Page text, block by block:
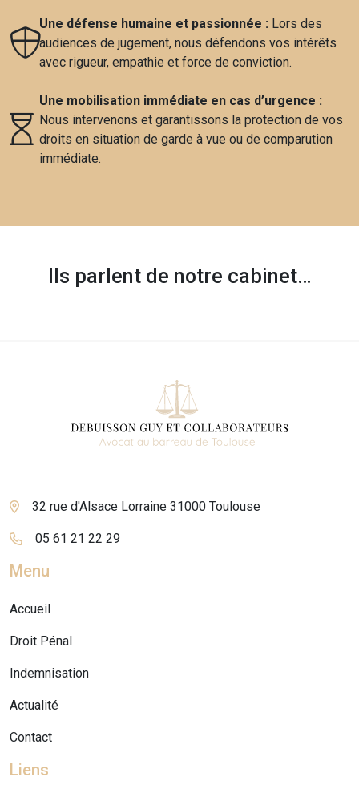
Une défense humaine et passionnée : Lors des
audiences de jugement, nous défendons vos intérêts
avec rigueur, empathie et force de conviction.
Une mobilisation immédiate en cas d’urgence :
Nous intervenons et garantissons la protection de vos
droits en situation de garde à vue ou de comparution
immédiate.
Ils parlent de notre cabinet…
32 rue d'Alsace Lorraine 31000 Toulouse
05 61 21 22 29
Menu
Accueil
Droit Pénal
Indemnisation
Actualité
Contact
Liens